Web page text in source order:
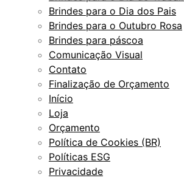
Brindes para o Dia dos Pais
Brindes para o Outubro Rosa
Brindes para páscoa
Comunicação Visual
Contato
Finalização de Orçamento
Início
Loja
Orçamento
Política de Cookies (BR)
Políticas ESG
Privacidade